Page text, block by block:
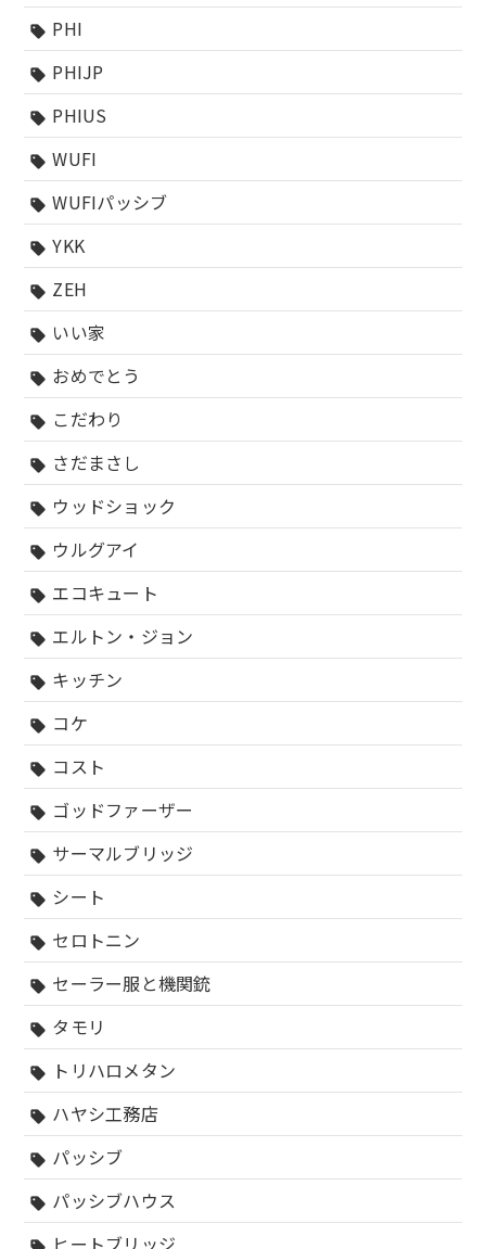
sell PHI
sell PHIJP
sell PHIUS
sell WUFI
sell WUFIパッシブ
sell YKK
sell ZEH
sell いい家
sell おめでとう
sell こだわり
sell さだまさし
sell ウッドショック
sell ウルグアイ
sell エコキュート
sell エルトン・ジョン
sell キッチン
sell コケ
sell コスト
sell ゴッドファーザー
sell サーマルブリッジ
sell シート
sell セロトニン
sell セーラー服と機関銃
sell タモリ
sell トリハロメタン
sell ハヤシ工務店
sell パッシブ
sell パッシブハウス
ヒートブリッジ